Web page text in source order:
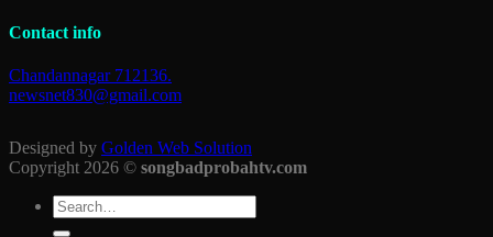
Contact info
Chandannagar 712136.
newsnet830@gmail.com
Designed by Golden Web Solution
Copyright 2026 © songbadprobahtv.com